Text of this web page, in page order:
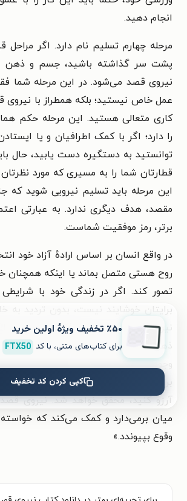
انجام دهید.
مرحله چهارم تسلیم نام دارد. اگر مراحل
پشت سر گذاشته باشید، جسم و ذهن
نیروی قصد می‌شود. در این مرحله شما
عمل خاص نیستید؛ بلکه همطراز با نیروی
کاری متعالی هستید. این مرحله حکم
را دارد؛ اگر با کمک اطرافیان و یا
توانستید به دستگیره دست یابید، حال
قطارتان شما را به مسیری که مورد
این مرحله باید تسلیم نیرویی شوید که
مقصد، هدف دیگری ندارد. به عبارتی
برتر، رمز موفقیت شماست.
در واقع انسان بر اساس ارادهٔ آزاد خود
روح هستی متصل بماند یا اینکه همچنان
تصور کند. اگر در زندگی خود با
برایتان خوشایند نیست، بدون تردید به
نیروی قصد است. کلیه افکار ما همچون
ذهن کیهانی جای می‌گیرد. اگر فکر و
برای کمک دست به کار می‌شود. در این
آرزو کنید، محقق خواهد شد. نیروی قصد
میان برمی‌دارد و کمک می‌کند که
وقوع بپیوندد.»
٪۵۰ تخفیف ویژۀ اولین خرید
برای کتاب‌های متنی، با کد FTX50
کپی کردن کد تخفیف